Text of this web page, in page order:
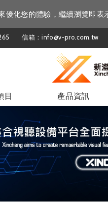
優化您的體驗，繼續瀏覽即
信箱：info@v-pro.com.tw
目 產品資訊